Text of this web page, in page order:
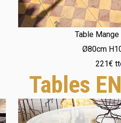
Table
Ø80cm
221€
Tables